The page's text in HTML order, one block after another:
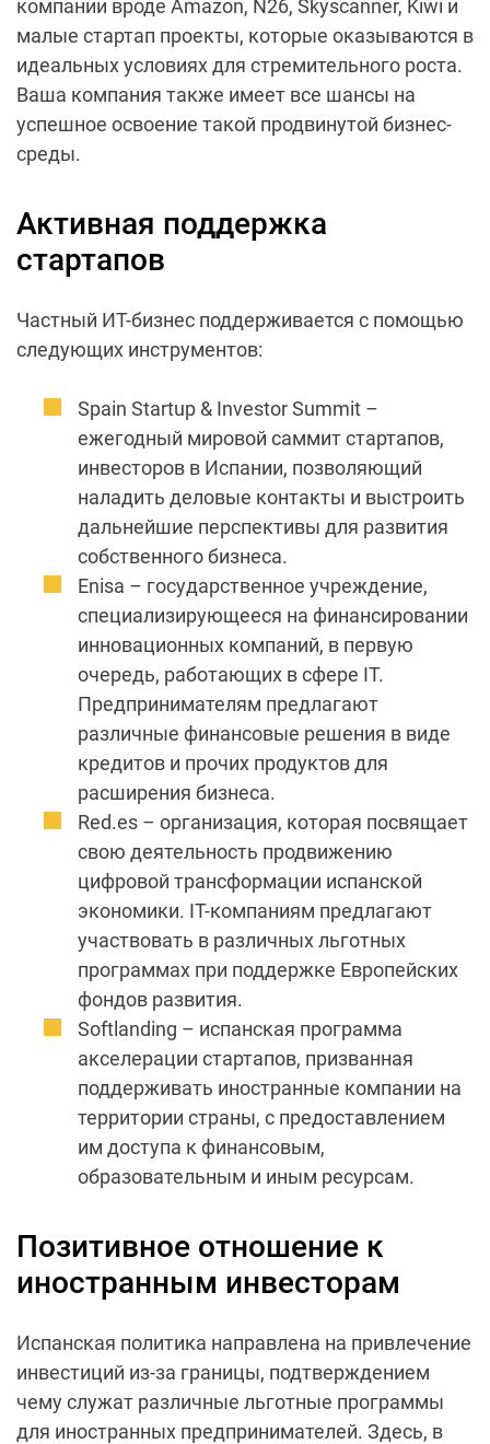
компании вроде Amazon, N26, Skyscanner, Kiwi и
малые стартап проекты, которые оказываются в
идеальных условиях для стремительного роста.
Ваша компания также имеет все шансы на
успешное освоение такой продвинутой бизнес-
среды.
Активная поддержка
стартапов
Частный ИТ-бизнес поддерживается с помощью
следующих инструментов:
Spain Startup & Investor Summit –
ежегодный мировой саммит стартапов,
инвесторов в Испании, позволяющий
наладить деловые контакты и выстроить
дальнейшие перспективы для развития
собственного бизнеса.
Enisa – государственное учреждение,
специализирующееся на финансировании
инновационных компаний, в первую
очередь, работающих в сфере IT.
Предпринимателям предлагают
различные финансовые решения в виде
кредитов и прочих продуктов для
расширения бизнеса.
Red.es – организация, которая посвящает
свою деятельность продвижению
цифровой трансформации испанской
экономики. IT-компаниям предлагают
участвовать в различных льготных
программах при поддержке Европейских
фондов развития.
Softlanding – испанская программа
акселерации стартапов, призванная
поддерживать иностранные компании на
территории страны, с предоставлением
им доступа к финансовым,
образовательным и иным ресурсам.
Позитивное отношение к
иностранным инвесторам
Испанская политика направлена на привлечение
инвестиций из-за границы, подтверждением
чему служат различные льготные программы
для иностранных предпринимателей. Здесь, в